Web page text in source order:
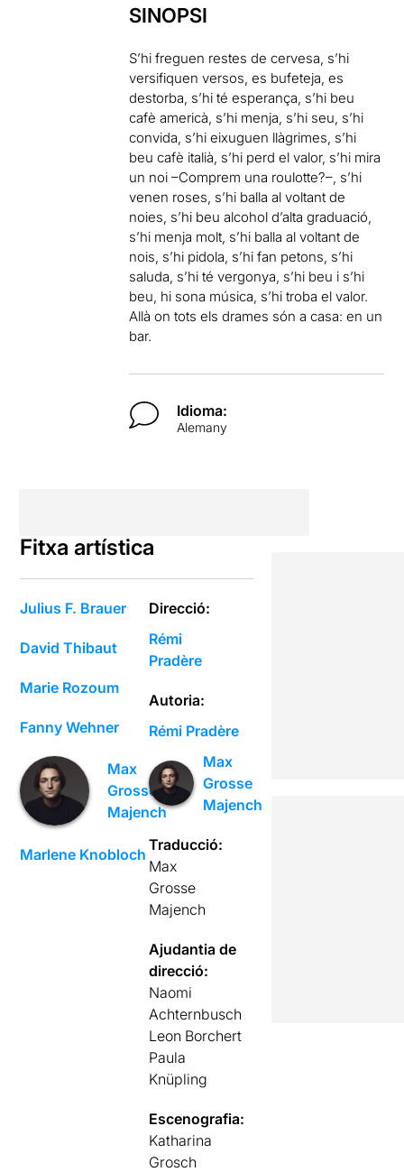
SINOPSI
S’hi freguen restes de cervesa, s’hi
versifiquen versos, es bufeteja, es
destorba, s’hi té esperança, s’hi beu
cafè americà, s’hi menja, s’hi seu, s’hi
convida, s’hi eixuguen llàgrimes, s’hi
beu cafè italià, s’hi perd el valor, s’hi mira
un noi –Comprem una roulotte?–, s’hi
venen roses, s’hi balla al voltant de
noies, s’hi beu alcohol d’alta graduació,
s’hi menja molt, s’hi balla al voltant de
nois, s’hi pidola, s’hi fan petons, s’hi
saluda, s’hi té vergonya, s’hi beu i s’hi
beu, hi sona música, s’hi troba el valor.
Allà on tots els drames són a casa: en un
bar.
Idioma:
Alemany
Fitxa artística
Julius F. Brauer
David Thibaut
Marie Rozoum
Fanny Wehner
Max
Grosse
Majench
Marlene Knobloch
Direcció:
Rémi
Pradère
Autoria:
Rémi Pradère
Max
Grosse
Majench
Traducció:
Max
Grosse
Majench
Ajudantia de
direcció:
Naomi
Achternbusch
Leon Borchert
Paula
Knüpling
Escenografia:
Katharina
Grosch